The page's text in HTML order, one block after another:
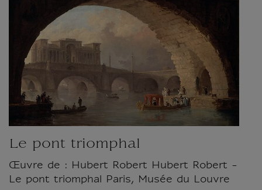
Le pont triomphal
Œuvre de : Hubert Robert Hubert Robert -
Le pont triomphal Paris, Musée du Louvre